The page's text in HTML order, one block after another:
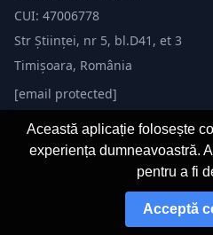
CUI: 47006778
Str Științei, nr 5, bl.D41, et 3
Timișoara, România
[email protected]
© 2026 Evită Amenzi. Toate
Această aplicație folosește
experiența dumneavoastră.
pentru a fi
Acceptă